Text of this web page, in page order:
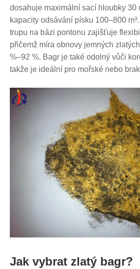
dosahuje maximální sací hloubky 30
kapacity odsávání písku 100–800
trupu na bázi pontonu zajišťuje
přičemž míra obnovy jemných
%–92 %. Bagr je také odolný vůči
takže je ideální pro mořské nebo
Jak vybrat zlatý bagr?